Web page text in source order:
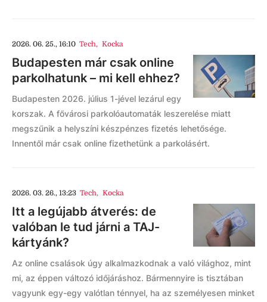
2026. 06. 25., 16:10 Tech, Kocka
Budapesten már csak online
parkolhatunk – mi kell ehhez?
Budapesten 2026. július 1-jével lezárul egy
korszak. A fővárosi parkolóautomaták leszerelése miatt
megszűnik a helyszíni készpénzes fizetés lehetősége.
Innentől már csak online fizethetünk a parkolásért.
2026. 03. 26., 13:23 Tech, Kocka
Itt a legújabb átverés: de
valóban le tud járni a TAJ-
kártyánk?
Az online csalások úgy alkalmazkodnak a való világhoz, mint
mi, az éppen változó időjáráshoz. Bármennyire is tisztában
vagyunk egy-egy valótlan ténnyel, ha az személyesen minket